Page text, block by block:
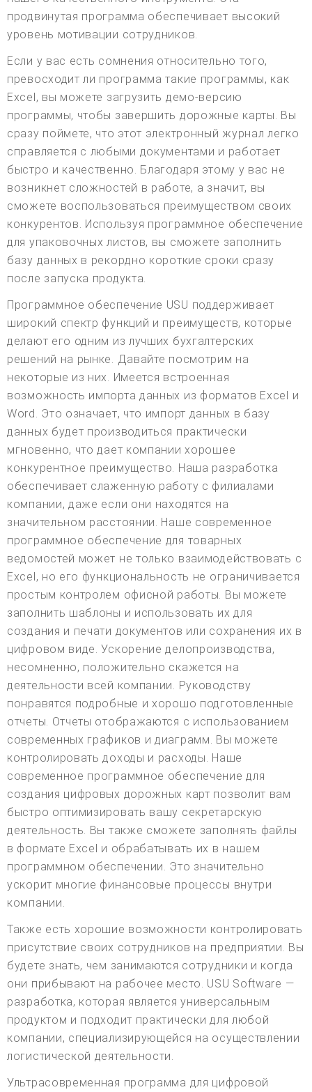
продвинутая программа обеспечивает высокий
уровень мотивации сотрудников.
Если у вас есть сомнения относительно того,
превосходит ли программа такие программы, как
Excel, вы можете загрузить демо-версию
программы, чтобы завершить дорожные карты. Вы
сразу поймете, что этот электронный журнал легко
справляется с любыми документами и работает
быстро и качественно. Благодаря этому у вас не
возникнет сложностей в работе, а значит, вы
сможете воспользоваться преимуществом своих
конкурентов. Используя программное обеспечение
для упаковочных листов, вы сможете заполнить
базу данных в рекордно короткие сроки сразу
после запуска продукта.
Программное обеспечение USU поддерживает
широкий спектр функций и преимуществ, которые
делают его одним из лучших бухгалтерских
решений на рынке. Давайте посмотрим на
некоторые из них. Имеется встроенная
возможность импорта данных из форматов Excel и
Word. Это означает, что импорт данных в базу
данных будет производиться практически
мгновенно, что дает компании хорошее
конкурентное преимущество. Наша разработка
обеспечивает слаженную работу с филиалами
компании, даже если они находятся на
значительном расстоянии. Наше современное
программное обеспечение для товарных
ведомостей может не только взаимодействовать с
Excel, но его функциональность не ограничивается
простым контролем офисной работы. Вы можете
заполнить шаблоны и использовать их для
создания и печати документов или сохранения их в
цифровом виде. Ускорение делопроизводства,
несомненно, положительно скажется на
деятельности всей компании. Руководству
понравятся подробные и хорошо подготовленные
отчеты. Отчеты отображаются с использованием
современных графиков и диаграмм. Вы можете
контролировать доходы и расходы. Наше
современное программное обеспечение для
создания цифровых дорожных карт позволит вам
быстро оптимизировать вашу секретарскую
деятельность. Вы также сможете заполнять файлы
в формате Excel и обрабатывать их в нашем
программном обеспечении. Это значительно
ускорит многие финансовые процессы внутри
компании.
Также есть хорошие возможности контролировать
присутствие своих сотрудников на предприятии. Вы
будете знать, чем занимаются сотрудники и когда
они прибывают на рабочее место. USU Software —
разработка, которая является универсальным
продуктом и подходит практически для любой
компании, специализирующейся на осуществлении
логистической деятельности.
Ультрасовременная программа для цифровой